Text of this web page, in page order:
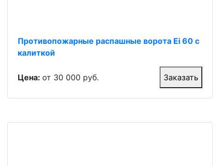
Противопожарные распашные ворота Ei 60 с
калиткой
Цена: от 30 000 руб. Заказать